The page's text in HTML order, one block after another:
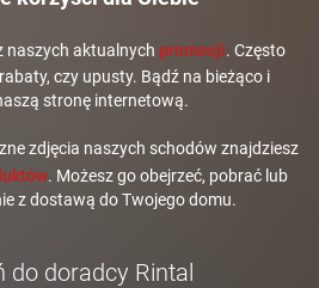
naszych aktualnych promocji. Często
czy upusty. Bądź na bieżąco i
stronę internetową.
zdjęcia naszych schodów znajdziesz
. Możesz go obejrzeć, pobrać lub
z dostawą do Twojego domu.
do doradcy Rintal